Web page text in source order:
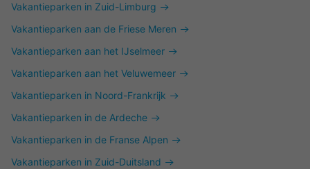
Vakantieparken in Zuid-Limburg
Vakantieparken aan de Friese Meren
Vakantieparken aan het IJselmeer
Vakantieparken aan het Veluwemeer
Vakantieparken in Noord-Frankrijk
Vakantieparken in de Ardeche
Vakantieparken in de Franse Alpen
Vakantieparken in Zuid-Duitsland